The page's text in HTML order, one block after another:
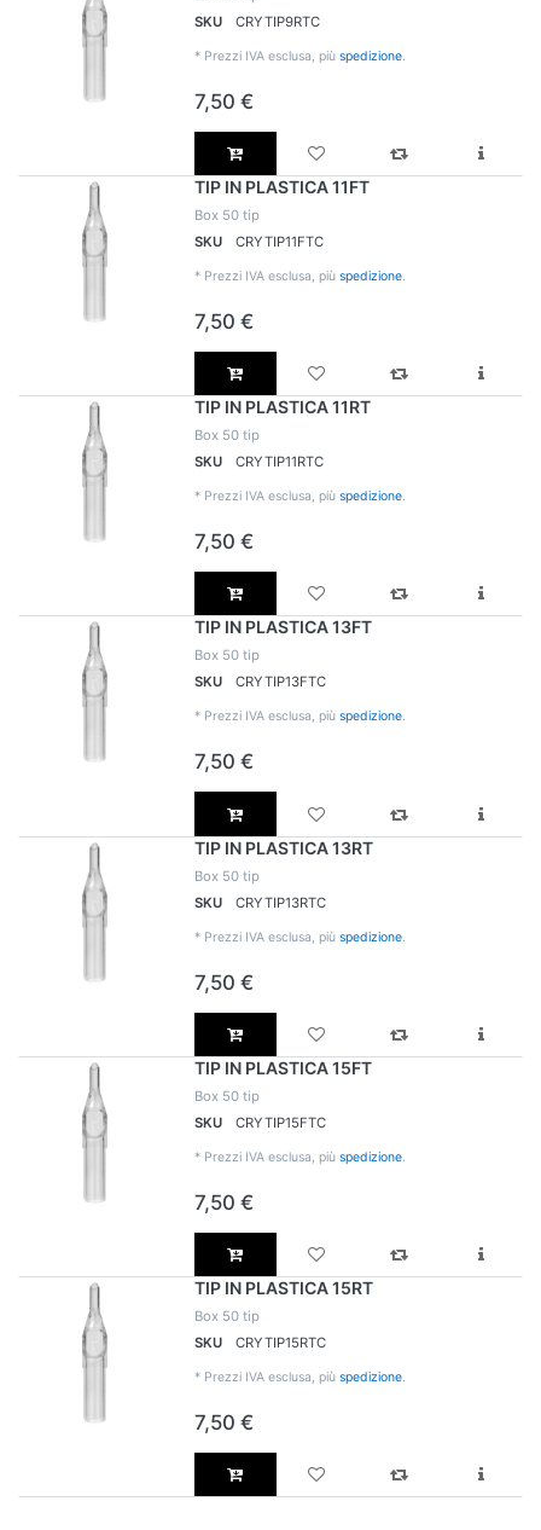
SKU
CRYTIP9RTC
* Prezzi IVA esclusa, più spedizione.
7,50 €
TIP IN PLASTICA 11FT
Box 50 tip
SKU
CRYTIP11FTC
* Prezzi IVA esclusa, più spedizione.
7,50 €
TIP IN PLASTICA 11RT
Box 50 tip
SKU
CRYTIP11RTC
* Prezzi IVA esclusa, più spedizione.
7,50 €
TIP IN PLASTICA 13FT
Box 50 tip
SKU
CRYTIP13FTC
* Prezzi IVA esclusa, più spedizione.
7,50 €
TIP IN PLASTICA 13RT
Box 50 tip
SKU
CRYTIP13RTC
* Prezzi IVA esclusa, più spedizione.
7,50 €
TIP IN PLASTICA 15FT
Box 50 tip
SKU
CRYTIP15FTC
* Prezzi IVA esclusa, più spedizione.
7,50 €
TIP IN PLASTICA 15RT
Box 50 tip
SKU
CRYTIP15RTC
* Prezzi IVA esclusa, più spedizione.
7,50 €